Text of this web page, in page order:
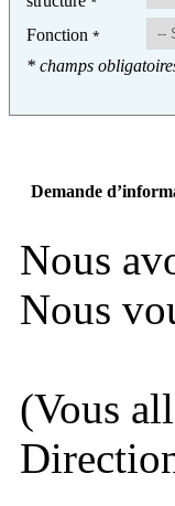
Fonction *
* champs
Demande
Nous
Nous
(Vous